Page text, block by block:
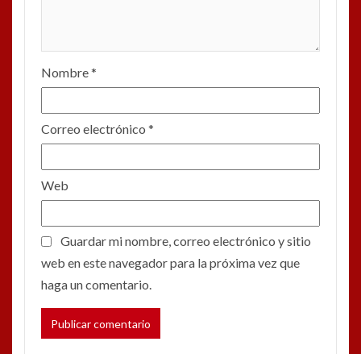
Nombre*
Correo electrónico *
Web
Guardar mi nombre, correo electrónico y sitio
web en este navegador para la próxima vez que
haga un comentario.